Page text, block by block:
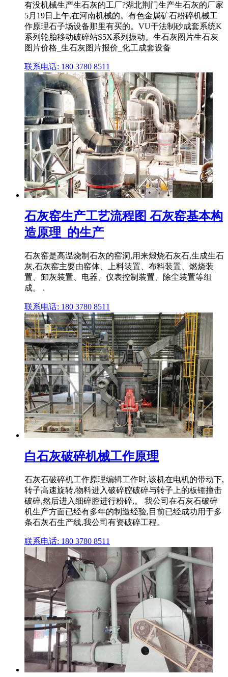
有没机械生产生石灰的工厂?湖北荆门生产生石灰的厂家
5月19日上午,在河南机械的。有色金属矿石粉碎机械工
作原理石子场设备那里有买的。VU干法制砂成套系统K
系列轮胎移动破碎站S5X系列振动。生石灰图片生石灰
图片价格_生石灰图片报价_化工成套设备
联系电话: 180 3780 8511
石灰窑生产工艺流程图 石灰窑基本构
造原理_的生产
石灰窑是高温烧制石灰的窑洞,用来煅烧石灰石,生成生石
灰,石灰窑主要由窑体、上料装置、布料装置、燃烧装
置、卸灰装置、电器、仪表控制装置、除尘装置等组
成。 .
联系电话: 180 3780 8511
白石灰破碎机械工作原理
石灰石破碎机工作原理编辑工作时,该机在电机的带动下,
转子高速旋转,物料进入破碎腔破碎与转子上的板锤撞击
破碎,然后进入细碎腔进行粉碎,。 我公司在石灰石破碎
机生产方面已经有多年的制造经验,目前已经成功用于多
条石灰石生产线,我公司有资破碎工程。
联系电话: 180 3780 8511